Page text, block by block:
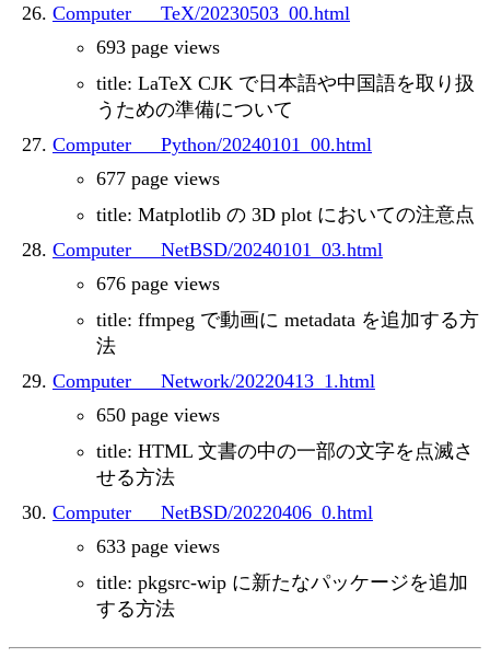
Computer___TeX/20230503_00.html
693 page views
title: LaTeX CJK で日本語や中国語を取り扱
うための準備について
Computer___Python/20240101_00.html
677 page views
title: Matplotlib の 3D plot においての注意点
Computer___NetBSD/20240101_03.html
676 page views
title: ffmpeg で動画に metadata を追加する方
法
Computer___Network/20220413_1.html
650 page views
title: HTML 文書の中の一部の文字を点滅さ
せる方法
Computer___NetBSD/20220406_0.html
633 page views
title: pkgsrc-wip に新たなパッケージを追加
する方法